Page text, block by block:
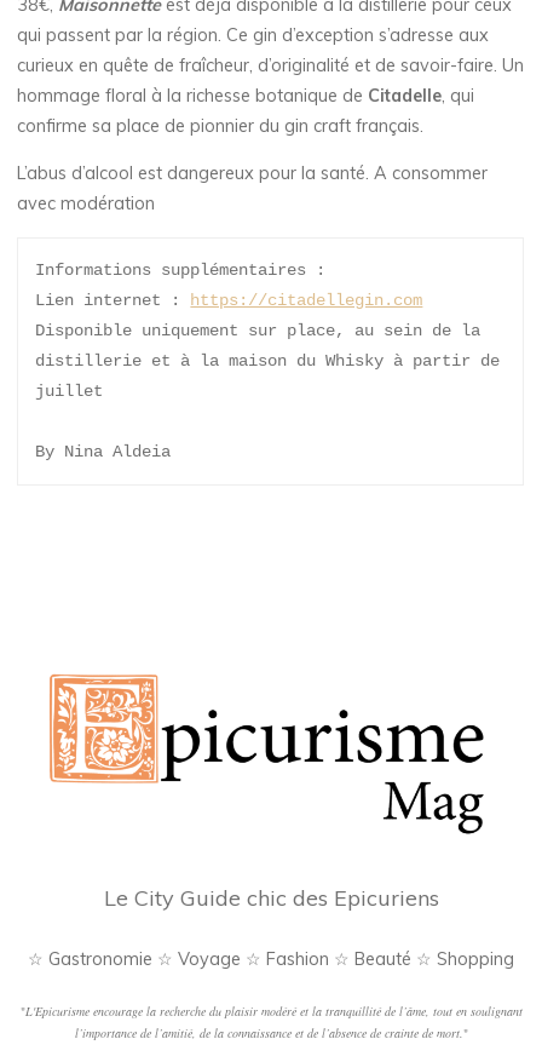
38€, Maisonnetteest déjà disponible à la distillerie pour ceux
qui passent par la région. Ce gin d’exception s’adresse aux
curieux en quête de fraîcheur, d’originalité et de savoir-faire. Un
hommage floral à la richesse botanique de Citadelle, qui
confirme sa place de pionnier du gin craft français.
L’abus d’alcool est dangereux pour la santé. A consommer
avec modération
Informations supplémentaires :
Lien internet : https://citadellegin.com
Disponible uniquement sur place, au sein de la
distillerie et à la maison du Whisky à partir de
juillet
By Nina Aldeia
Le City Guide chic des Epicuriens
☆ Gastronomie ☆ Voyage ☆ Fashion ☆ Beauté ☆ Shopping
"L'Epicurisme encourage la recherche du plaisir modéré et la tranquillité de l’âme, tout en soulignant
l’importance de l’amitié, de la connaissance et de l’absence de crainte de mort."